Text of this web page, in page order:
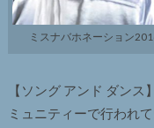
ミスナバホネーション
【ソング アンド ダン
ミュニティーで行われ